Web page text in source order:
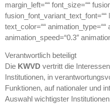
margin_left=““ font_size=““
fusion_font_variant_text_font=““
text_color=““ animation_type=““
animation_speed=“0.3″
Verantwortlich beteiligt
Die KWVD vertritt die
Institutionen, in
Funktionen, auf nationaler und
Auswahl wichtigster